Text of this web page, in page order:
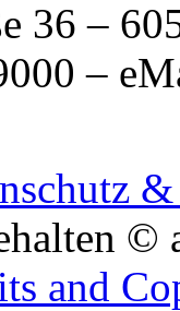
36 –
–
©
and